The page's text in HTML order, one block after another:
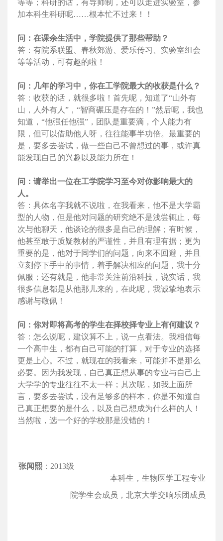
等等；科研的话，有导师制，还可以走进实验室，参
加本科生科研呢……根本忙不过来！！
问：在课余生活中，学院提供了那些帮助？
答：有院系联盟、春秋郊游、爱乐传习、实验室组会
等等活动，可有趣的啦！
问：几年的学习中，你在工学院最大的收获是什么？
答：收获的话，就很多啦！首先呢，知道了“山外有
山，人外有人”，“智商碾压是存在的！”然后呢，我也
知道，“他强任他强”，团队是重要滴，个人能力有
限，但可以借助他人呀，往往能事半功倍。最重要的
是，要多去尝试，做一些自己不曾想过的事，或许真
能发现自己的兴趣以及能力所在！
问：请举出一位在工学院学习至今对你影响最大的
人。
答：具体名字我就不说啦，在我看来，他不是大学霸
型的人物，但是他对问题的研究绝不是浅尝辄止，每
次与他聊天，他谈论的很多是自己的理解；有时候，
他甚至敢于质疑教材的严谨性，并且有理有据；更为
重要的是，他对于同学们的问题，向来不回避，并且
立刻停下手中的事情，着手解决相应的问题，我十分
佩服；还有就是，他非常关注前沿科技，说实话，我
很多信息都是从他那儿来的，在此呢，我诚挚地表示
感谢与敬佩！
问：你对即将高考的学生在择校择专业上有何建议？
答：怎么说呢，建议算不上，说一点看法。我相信每
一个高中生，都有自己可能的打算，对于专业的选择
更是上心。不过，就现在的我看来，可能并不是那么
必要。因为我发现，自己真正想从事的专业与自己上
大学学的专业往往不太一样；其次呢，如我上面所
言，要多去尝试，没有足够多的样本，你是不知道自
己真正想要的是什么，以及自己想成为什么样的人！
当然啦，选一个好的学校那是没错的！
张闻熙 ：2013级
本科生，生物医学工程专业
院学生会成员，北京大学交响乐团成员